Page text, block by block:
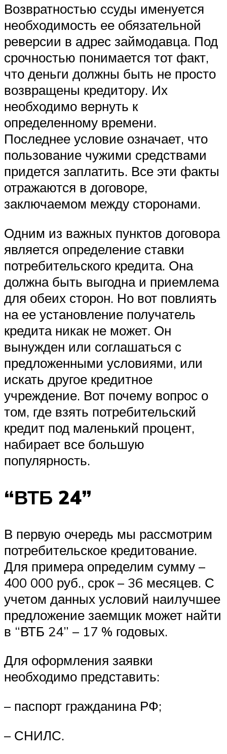
Возвратностью ссуды именуется
необходимость ее обязательной
реверсии в адрес займодавца. Под
срочностью понимается тот факт,
что деньги должны быть не просто
возвращены кредитору. Их
необходимо вернуть к
определенному времени.
Последнее условие означает, что
пользование чужими средствами
придется заплатить. Все эти факты
отражаются в договоре,
заключаемом между сторонами.
Одним из важных пунктов договора
является определение ставки
потребительского кредита. Она
должна быть выгодна и приемлема
для обеих сторон. Но вот повлиять
на ее установление получатель
кредита никак не может. Он
вынужден или соглашаться с
предложенными условиями, или
искать другое кредитное
учреждение. Вот почему вопрос о
том, где взять потребительский
кредит под маленький процент,
набирает все большую
популярность.
“ВТБ 24”
В первую очередь мы рассмотрим
потребительское кредитование.
Для примера определим сумму –
400 000 руб., срок – 36 месяцев. С
учетом данных условий наилучшее
предложение заемщик может найти
в “ВТБ 24” – 17 % годовых.
Для оформления заявки
необходимо представить:
– паспорт гражданина РФ;
– СНИЛС.